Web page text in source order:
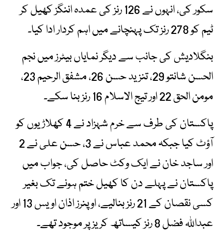
سکور کی، انہوں نے 126 رنز کی عمدہ اننگز کھیل کر
ٹیم کو 278 رنز تک پہنچانے میں اہم کردار ادا کیا۔
بنگلادیش کی جانب سے دیگر نمایاں بیٹرز میں نجم
الحسن شانتو 29، تنزید حسن 26، مشفق الرحیم 23،
مومن الحق 22 اور تیج الاسلام 16 رنز بنا سکے۔
پاکستان کی طرف سے خرم شہزاد نے 4 کھلاڑیوں کو
آؤٹ کیا جبکہ محمد عباس نے 3، حسن علی نے 2
اور ساجد خان نے ایک وکٹ حاصل کی، جواب میں
پاکستان نے پہلے دن کا کھیل ختم ہونے تک بغیر
کسی نقصان کے 21 رنز بنالیے، اوپنرز اذان اویس 13 اور
عبداللہ فضل 8 رنز کیساتھ کریز پر موجود تھے۔